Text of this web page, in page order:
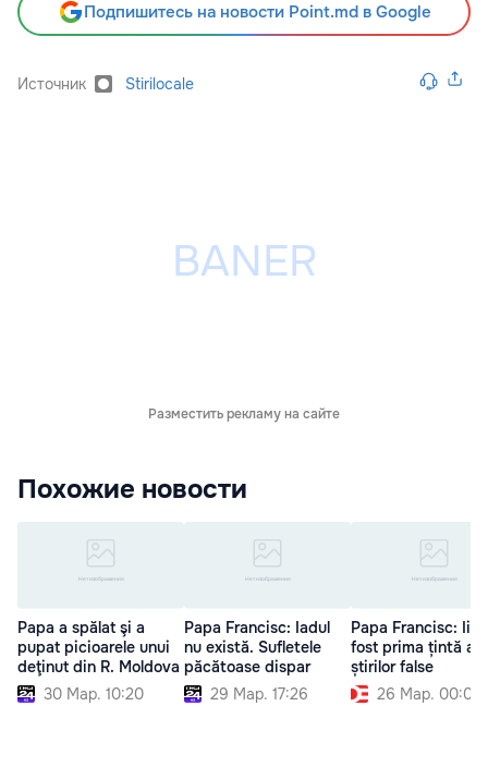
Подпишитесь на новости Point.md в Google
Источник Stirilocale
Разместить рекламу на сайте
Похожие новости
Papa a spălat şi a
pupat picioarele unui
deţinut din R. Moldova
30 Мар. 10:20
Papa Francisc: Iadul
nu există. Sufletele
păcătoase dispar
29 Мар. 17:26
Papa Francisc:
fost prima țintă a
știrilor false
26 Мар. 00:00